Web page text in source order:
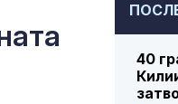
40